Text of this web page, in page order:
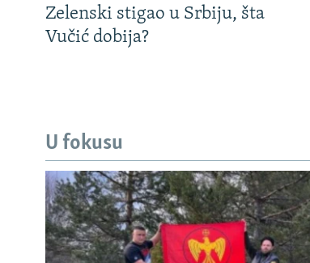
Zelenski stigao u Srbiju, šta
Vučić dobija?
U fokusu